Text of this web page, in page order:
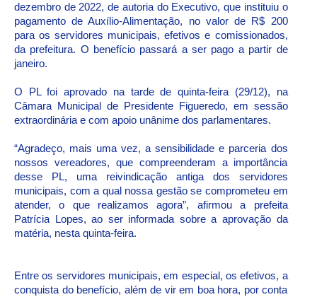
dezembro de 2022, de autoria do Executivo, que instituiu o
pagamento de Auxílio-Alimentação, no valor de R$ 200
para os servidores municipais, efetivos e comissionados,
da prefeitura. O benefício passará a ser pago a partir de
janeiro.
O PL foi aprovado na tarde de quinta-feira (29/12), na
Câmara Municipal de Presidente Figueredo, em sessão
extraordinária e com apoio unânime dos parlamentares.
“Agradeço, mais uma vez, a sensibilidade e parceria dos
nossos vereadores, que compreenderam a importância
desse PL, uma reivindicação antiga dos servidores
municipais, com a qual nossa gestão se comprometeu em
atender, o que realizamos agora”, afirmou a prefeita
Patrícia Lopes, ao ser informada sobre a aprovação da
matéria, nesta quinta-feira.
Entre os servidores municipais, em especial, os efetivos, a
conquista do benefício, além de vir em boa hora, por conta